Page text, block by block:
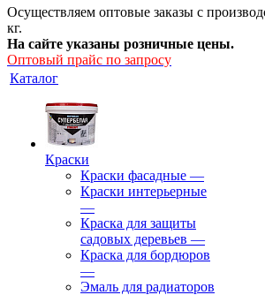
Осуществляем оптовые заказы с
кг.
На сайте указаны розничные цены.
Оптовый прайс по запросу
Каталог
Краски
Краски фасадные —
Краски интерьерные
—
Краска для защиты
садовых деревьев —
⁠Краска для бордюров
—
Эмаль для радиаторов